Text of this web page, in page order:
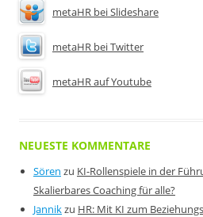
metaHR bei Slideshare
metaHR bei Twitter
metaHR auf Youtube
NEUESTE KOMMENTARE
Sören zu KI-Rollenspiele in der
Skalierbares Coaching für alle?
Jannikzu HR: Mit KI zum